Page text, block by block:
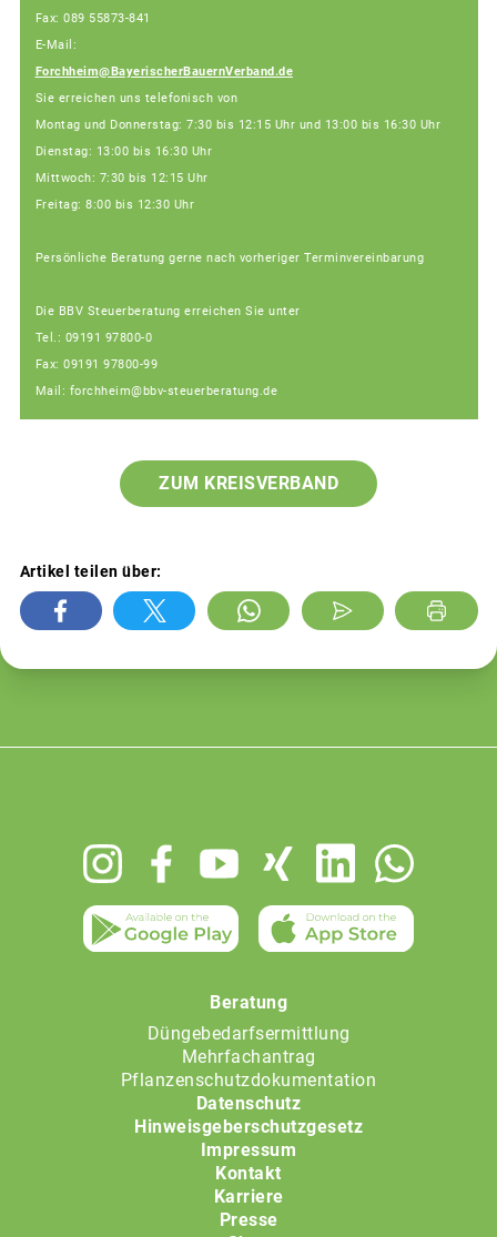
Fax: 089 55873-841
E-Mail:
Forchheim@BayerischerBauernVerband.de
Sie erreichen uns telefonisch von
Montag und Donnerstag: 7:30 bis 12:15 Uhr und 13:00 bis 16:30 Uhr
Dienstag: 13:00 bis 16:30 Uhr
Mittwoch: 7:30 bis 12:15 Uhr
Freitag: 8:00 bis 12:30 Uhr
Persönliche Beratung gerne nach vorheriger Terminvereinbarung
Die BBV Steuerberatung erreichen Sie unter
Tel.: 09191 97800-0
Fax: 09191 97800-99
Mail: forchheim@bbv-steuerberatung.de
ZUM KREISVERBAND
Artikel teilen über:
Beratung
Düngebedarfsermittlung
Mehrfachantrag
Pflanzenschutzdokumentation
Datenschutz
Hinweisgeberschutzgesetz
Impressum
Kontakt
Karriere
Presse